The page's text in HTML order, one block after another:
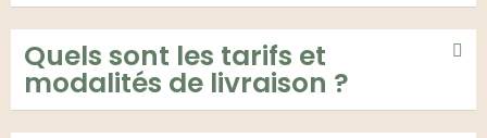
Quels sont les tarifs et
modalités de livraison ?